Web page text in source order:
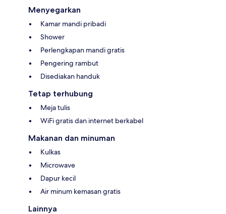
Menyegarkan
Kamar mandi pribadi
Shower
Perlengkapan mandi gratis
Pengering rambut
Disediakan handuk
Tetap terhubung
Meja tulis
WiFi gratis dan internet berkabel
Makanan dan minuman
Kulkas
Microwave
Dapur kecil
Air minum kemasan gratis
Lainnya